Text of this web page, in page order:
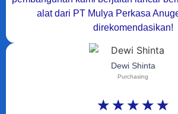
alat dari PT Mulya Perkasa
direkomendasikan!
Dewi Shinta
Purchasing
☆ ☆ ☆ ☆ ☆